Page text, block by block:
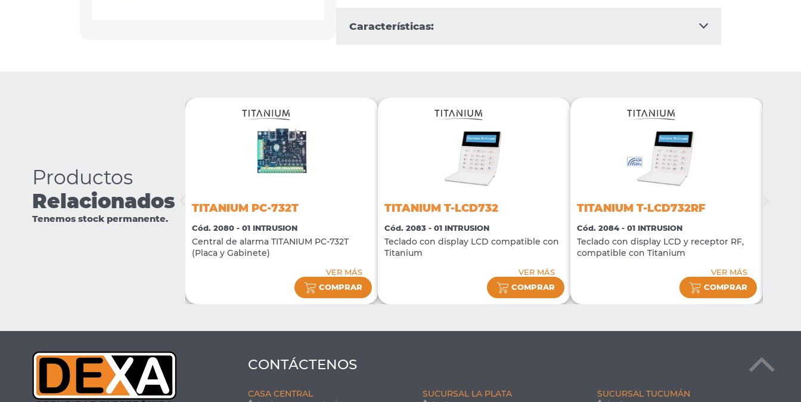
Características:
Productos
Relacionados
Tenemos stock permanente.
900T/LCDRF-T TITANIUM PC-732T
Cód. 2080 - 01 INTRUSION
Central de alarma TITANIUM PC-732T
(Placa y Gabinete)
VER MÁS
COMPRAR
TITANIUM T-LCD732
Cód. 2083 - 01 INTRUSION
Teclado con display LCD compatible con
Titanium
VER MÁS
COMPRAR
TITANIUM T-LCD732RF
Cód. 2084 - 01 INTRUSION
Teclado con display LCD y receptor RF,
compatible con Titanium
VER MÁS
COMPRAR
CONTÁCTENOS
CASA CENTRAL SUCURSAL LA PLATA SUCURSAL TUCUMÁN